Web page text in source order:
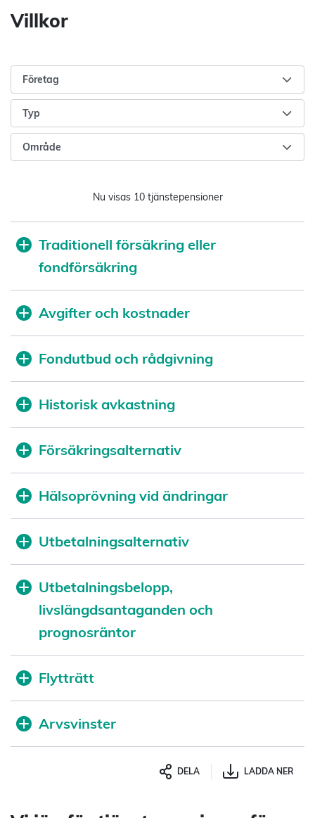
Villkor
Företag
Typ
Område
Nu visas 10 tjänstepensioner
Traditionell försäkring eller
fondförsäkring
Avgifter och kostnader
Fondutbud och rådgivning
Historisk avkastning
Försäkringsalternativ
Hälsoprövning vid ändringar
Utbetalningsalternativ
Utbetalningsbelopp,
livslängdsantaganden och
prognosräntor
Flytträtt
Arvsvinster
DELA LADDA NER